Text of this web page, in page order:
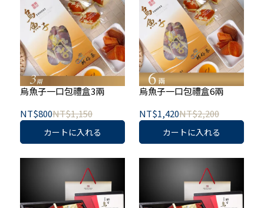
烏魚子一口包禮盒3兩
NT$800NT$1,150
カートに入れる
烏魚子一口包禮盒6兩
NT$1,420NT$2,200
カートに入れる